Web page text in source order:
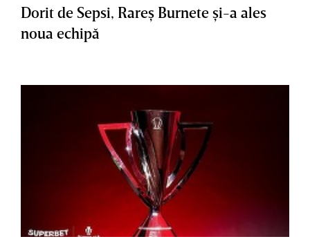
Dorit de Sepsi, Rareş Burnete şi-a ales
noua echipă